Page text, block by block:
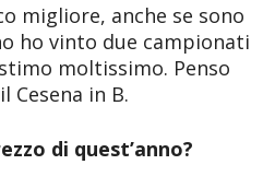
migliore, anche se sono
ho vinto due campionati
moltissimo. Penso
Cesena in B.
di quest’anno?